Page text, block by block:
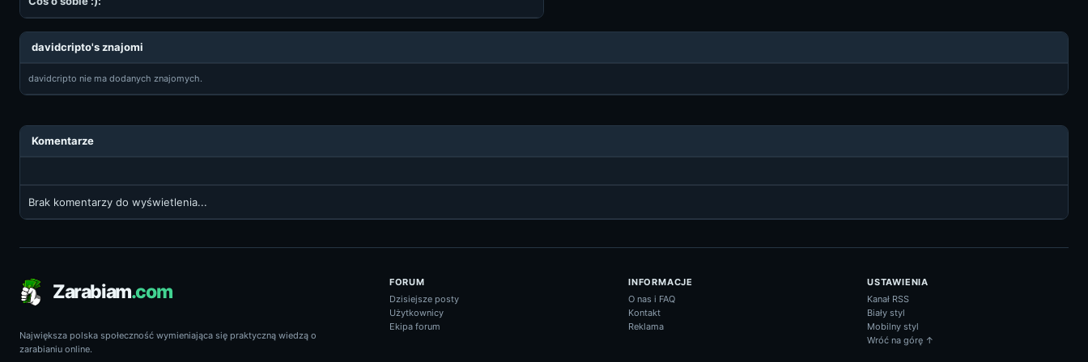
davidcripto's znajomi
davidcripto nie ma dodanych znajomych.
Komentarze
Brak komentarzy do wyświetlenia...
Zarabiam.com
Największa polska społeczność wymieniająca się praktyczną wiedzą o
zarabianiu online.
FORUM
Dzisiejsze posty
Użytkownicy
Ekipa forum
INFORMACJE
O nas i FAQ
Kontakt
Reklama
USTAWIENIA
Kanał RSS
Biały styl
Mobilny styl
Wróć na górę ↑